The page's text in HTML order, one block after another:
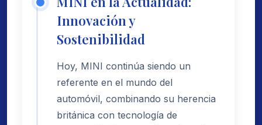
Innovación y
Sostenibilidad
Hoy, MINI continúa siendo un
referente en el mundo del
automóvil, combinando su herencia
británica con tecnología de